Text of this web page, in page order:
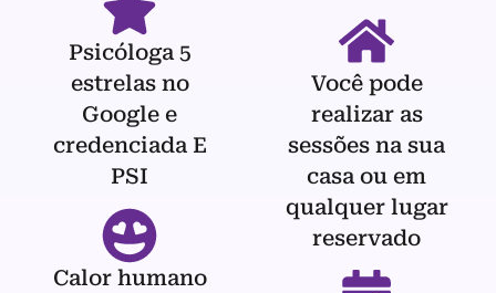
Psicóloga 5
estrelas no
Google e
credenciada E
PSI
Calor humano
Você pode
realizar as
sessões na sua
casa ou em
qualquer lugar
reservado